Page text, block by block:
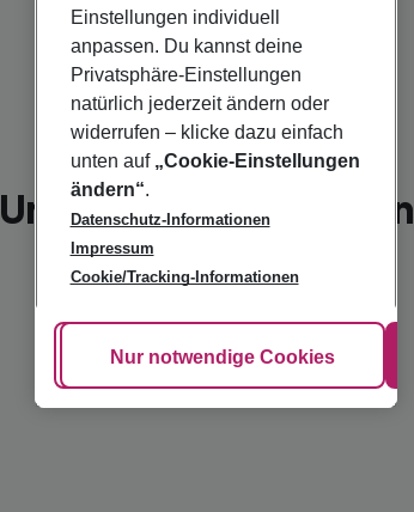
Unsere Empfehlungen
Einstellungen individuell
anpassen. Du kannst deine
Privatsphäre-Einstellungen
natürlich jederzeit ändern oder
widerrufen – klicke dazu einfach
unten auf „Cookie-Einstellungen
ändern“.
Datenschutz-Informationen
Impressum
Cookie/Tracking-Informationen
Cookie anpassen
Nur notwendige Cookies